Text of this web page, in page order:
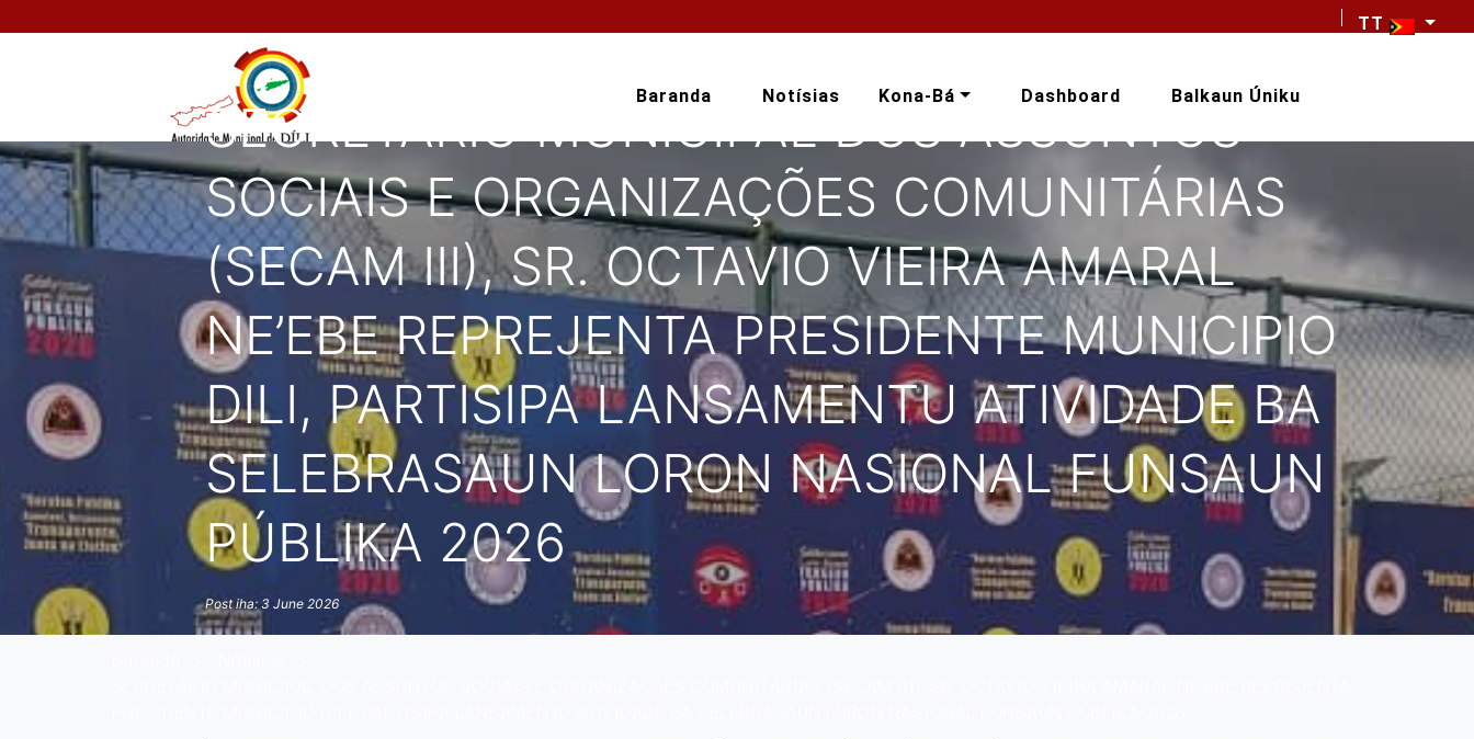
TT
Baranda Notísias Kona-Bá Dashboard Balkaun Úniku
SECRETÁRIO MUNICIPAL DOS ASSUNTOS
SOCIAIS E ORGANIZAÇÕES COMUNITÁRIAS
(SECAM III), SR. OCTAVIO VIEIRA AMARAL
NE’EBE REPREJENTA PRESIDENTE MUNICIPIO
DILI, PARTISIPA LANSAMENTU ATIVIDADE BA
SELEBRASAUN LORON NASIONAL FUNSAUN
PÚBLIKA 2026
Post iha: 3 June 2026